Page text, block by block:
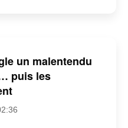
un malentendu
puis les